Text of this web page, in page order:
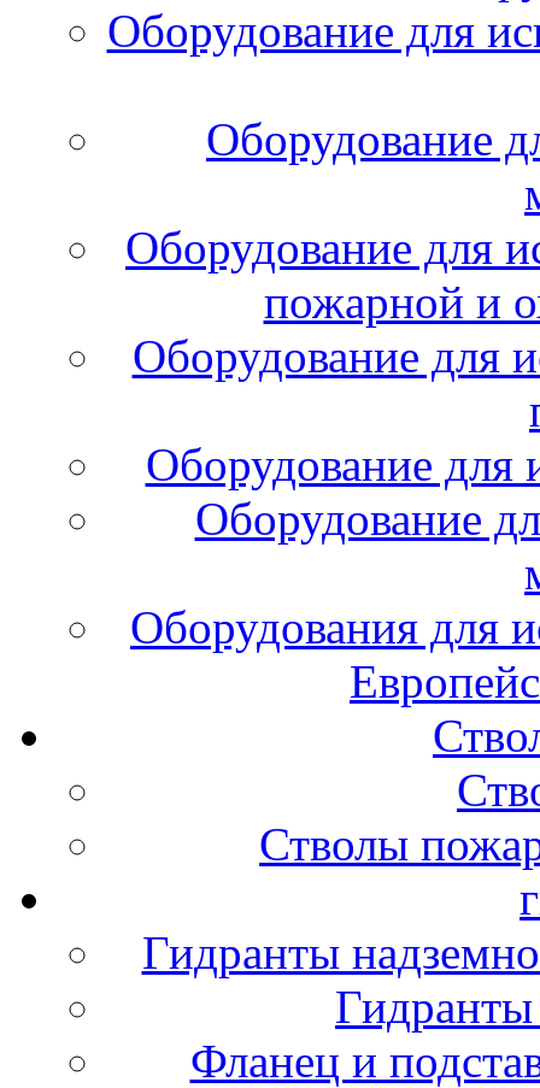
Оборудование для
Оборудование
Оборудование для
пожарной и
Оборудование для
Оборудование для
Оборудование
Оборудования для
Стволы
Гидранты
Фланец и